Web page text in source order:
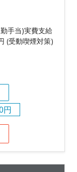
手当)実費支給
(受動喫煙対策)
円